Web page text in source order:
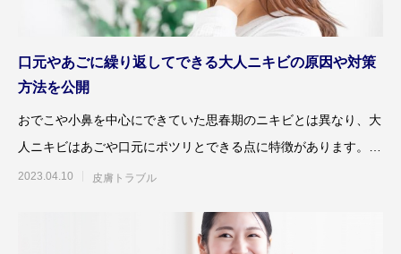
口元やあごに繰り返してできる大人ニキビの原因や対策
方法を公開
おでこや小鼻を中心にできていた思春期のニキビとは異なり、大
人ニキビはあごや口元にポツリとできる点に特徴があります。口
元やあごにできた大人ニ
2023.04.10 皮膚トラブル